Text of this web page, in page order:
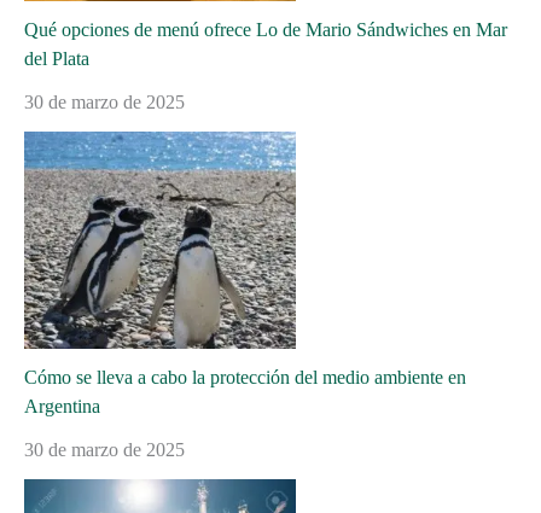
Qué opciones de menú ofrece Lo de Mario Sándwiches en Mar
del Plata
30 de marzo de 2025
Cómo se lleva a cabo la protección del medio ambiente en
Argentina
30 de marzo de 2025